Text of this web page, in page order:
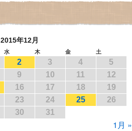
2015年12月
水 木 金 土
2 3 4
5
9 10 11
12
16 17 18
19
23 24 25
26
30 31
1月 »